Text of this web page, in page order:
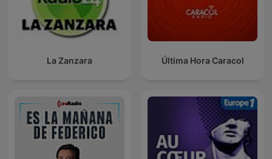
La Zanzara Última Hora Caracol